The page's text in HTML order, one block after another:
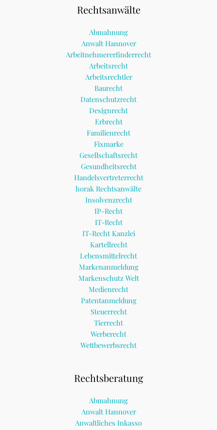
Rechtsanwälte
Abmahnung
Anwalt Hannover
Arbeitnehmererfinderrecht
Arbeitsrecht
Arbeitsrechtler
Baurecht
Datenschutzrecht
Designrecht
Erbrecht
Familienrecht
Fixmarke
Gesellschaftsrecht
Gesundheitsrecht
Handelsvertreterrecht
horak Rechtsanwälte
Insolvenzrecht
IP-Recht
IT-Recht
IT-Recht Kanzlei
Kartellrecht
Lebensmittelrecht
Markenanmeldung
Markenschutz Welt
Medienrecht
Patentanmeldung
Steuerrecht
Tierrecht
Werberecht
Wettbewerbsrecht
Rechtsberatung
Abmahnung
Anwalt Hannover
Anwaltliches Inkasso